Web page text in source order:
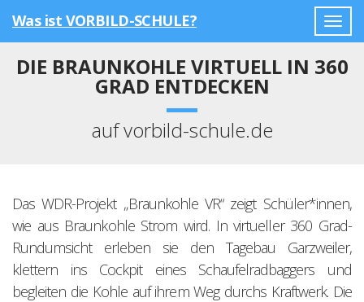
Was ist VORBILD-SCHULE?
DIE BRAUNKOHLE VIRTUELL IN 360
GRAD ENTDECKEN
auf vorbild-schule.de
Das WDR-Projekt „Braunkohle VR“ zeigt Schüler*innen,
wie aus Braunkohle Strom wird. In virtueller 360 Grad-
Rundumsicht erleben sie den Tagebau Garzweiler,
klettern ins Cockpit eines Schaufelradbaggers und
begleiten die Kohle auf ihrem Weg durchs Kraftwerk. Die